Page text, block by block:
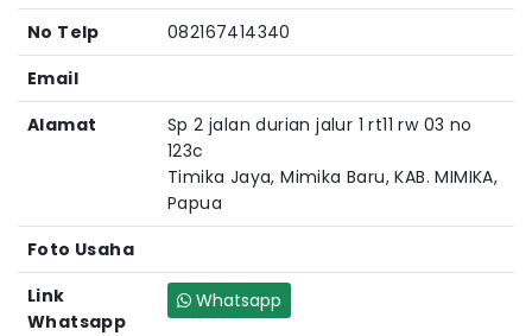
No Telp
082167414340
Email
Alamat
Sp 2 jalan durian jalur 1 rt11 rw 03 no
123c
Timika Jaya, Mimika Baru, KAB. MIMIKA,
Papua
Foto Usaha
Link
Whatsapp
Whatsapp